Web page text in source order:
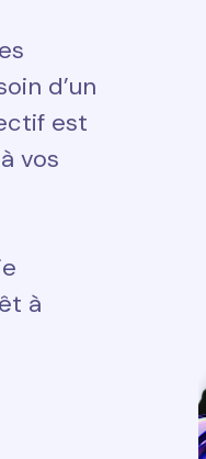
d’un
est
vos
à